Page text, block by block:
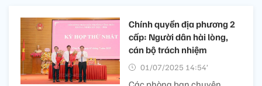
Chính quyền địa phương 2
cấp: Người dân hài lòng,
cán bộ trách nhiệm
01/07/2025 14:54’